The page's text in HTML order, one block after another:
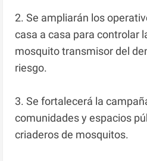
2. Se ampliarán los
casa a casa para controlar
mosquito transmisor del
riesgo.
3. Se fortalecerá la
comunidades y espacios
criaderos de mosquitos.